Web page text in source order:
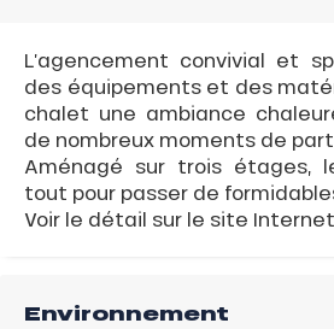
L’agencement convivial et
des équipements et des
chalet une ambiance
de nombreux moments de
Aménagé sur trois étages,
tout pour passer de
Voir le détail sur le site Internet.
Environnement